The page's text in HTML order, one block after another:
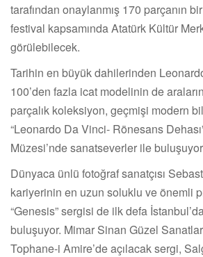
tarafından onaylanmış 170 parçanın
festival kapsamında Atatürk Kültür
görülebilecek.
Tarihin en büyük dahilerinden
100’den fazla icat modelinin de
parçalık koleksiyon, geçmişi modern
“Leonardo Da Vinci- Rönesans
Müzesi’nde sanatseverler ile
Dünyaca ünlü fotoğraf sanatçısı
kariyerinin en uzun soluklu ve önemli
“Genesis” sergisi de ilk defa
buluşuyor. Mimar Sinan Güzel
Tophane-i Amire’de açılacak sergi,